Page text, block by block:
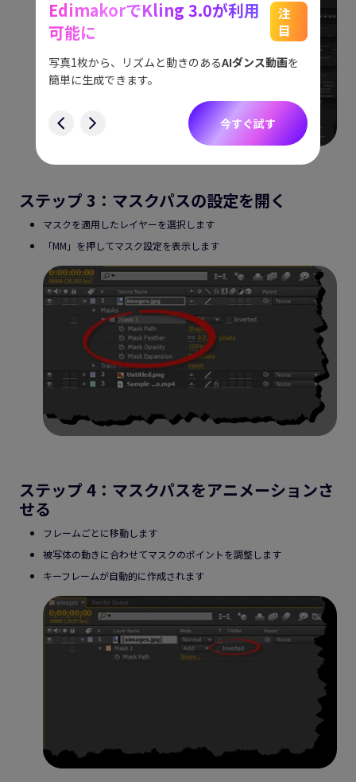
ステップ 3：マスクパスの設定を開く
マスクを適用したレイヤーを選択します
「MM」を押してマスク設定を表示します
ステップ 4：マスクパスをアニメーションさ
せる
フレームごとに移動します
被写体の動きに合わせてマスクのポイントを調整します
キーフレームが自動的に作成されます
EdimakorでKling 3.0が利用
可能に
注
目
写真1枚から、リズムと動きのあるAIダンス動画を
簡単に生成できます。
今すぐ試す
アイ
ョッ
にも